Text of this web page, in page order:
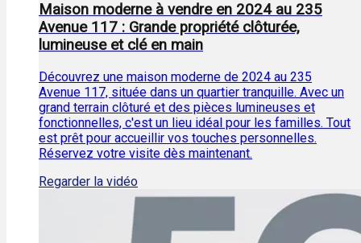
Maison moderne à vendre en 2024 au 235
Avenue 117 : Grande propriété clôturée,
lumineuse et clé en main
Découvrez une maison moderne de 2024 au 235
Avenue 117, située dans un quartier tranquille. Avec un
grand terrain clôturé et des pièces lumineuses et
fonctionnelles, c'est un lieu idéal pour les familles. Tout
est prêt pour accueillir vos touches personnelles.
Réservez votre visite dès maintenant.
Regarder la vidéo